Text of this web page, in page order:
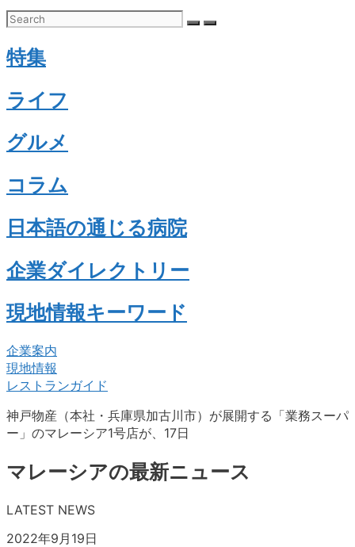
特集
ライフ
グルメ
コラム
日本語の通じる病院
企業ダイレクトリー
現地情報キーワード
企業案内
現地情報
レストランガイド
神戸物産（本社・兵庫県加古川市）が展開する「業務スーパ
ー」のマレーシア1号店が、17日
マレーシアの最新ニュース
LATEST NEWS
2022年9月19日